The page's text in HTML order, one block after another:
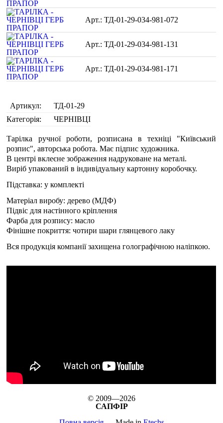
ТД-01-29-034-981-072
ТД-01-29-034-981-131
ТД-01-29-034-981-171
Артикул:
ТД-01-29
Категорія:
ЧЕРНІВЦІ
Тарілка ручної роботи, розписана в техніці "Київський
розпис", авторська робота. Має підпис художника.
В центрі вклеєне зображення надруковане на металі.
Виріб упакований в індивідуальну картонну коробочку.
Підставка: у комплекті
Матеріал виробу: дерево (МДФ)
Підвіс для настінного кріплення
Фарба для розпису: масло
Фінішне покриття: чотири шари глянцевого лаку
Вся продукція компанії захищена голографічною наліпкою.
© 2009—2026
САПФІР